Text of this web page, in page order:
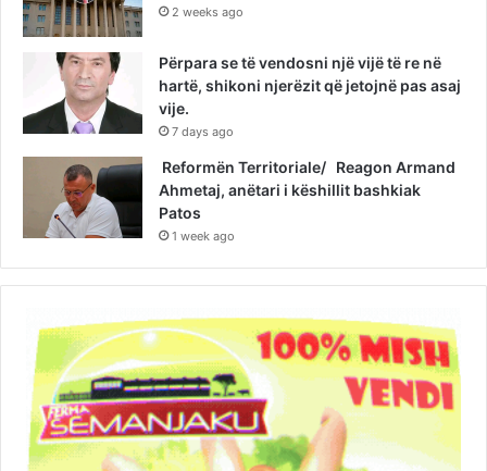
2 weeks ago
Përpara se të vendosni një vijë të re në
hartë, shikoni njerëzit që jetojnë pas asaj
vije.
7 days ago
Reformën Territoriale/ Reagon Armand
Ahmetaj, anëtari i këshillit bashkiak
Patos
1 week ago